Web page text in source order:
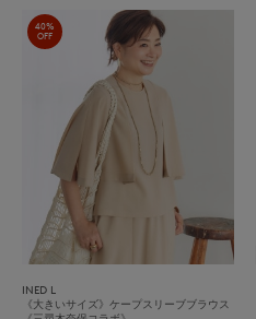
40%
OFF
INED L
《大きいサイズ》ケープスリーブブラウス